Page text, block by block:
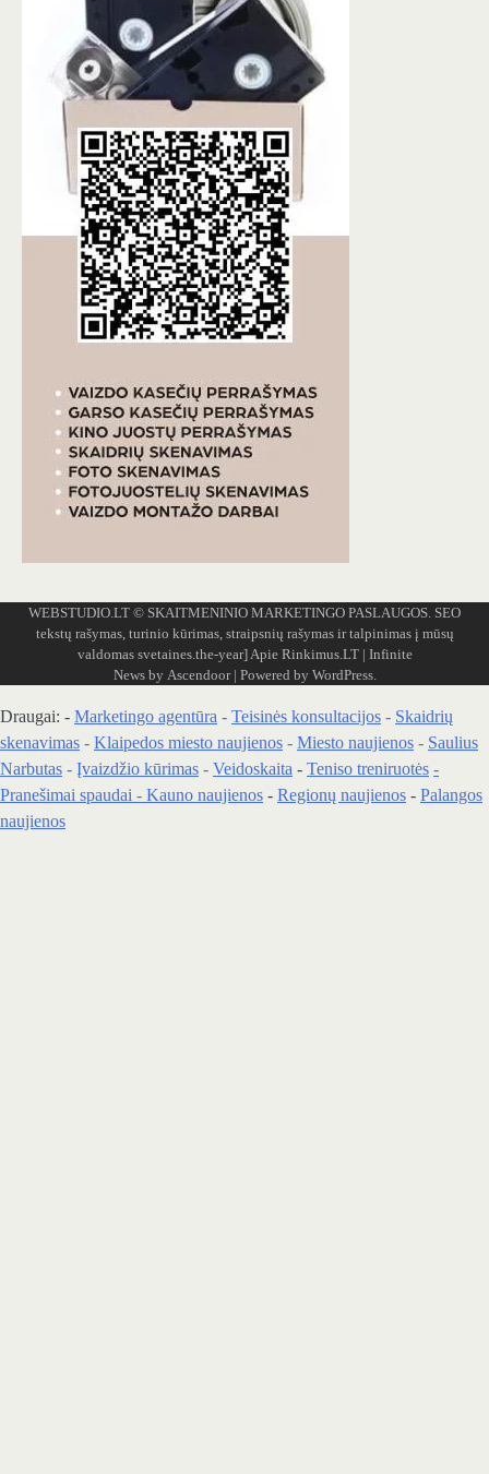
WEBSTUDIO.LT © SKAITMENINIO MARKETINGO PASLAUGOS. SEO
tekstų rašymas, turinio kūrimas, straipsnių rašymas ir talpinimas į mūsų
valdomas svetaines.the-year]Apie Rinkimus.LT| Infinite
News by Ascendoor| Powered by WordPress.
Draugai: - Marketingo agentūra - Teisinės konsultacijos - Skaidrių
skenavimas - Klaipedos miesto naujienos - Miesto naujienos - Saulius
Narbutas - Įvaizdžio kūrimas - Veidoskaita - Teniso treniruotės -
Pranešimai spaudai - Kauno naujienos - Regionų naujienos - Palangos
naujienos